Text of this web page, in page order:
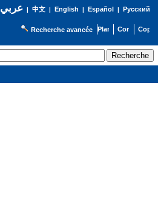
عربي| 中文| English | Español | Русский
Recherche avancée